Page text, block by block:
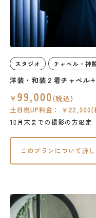
スタジオ チャペル・神
洋装・和装２着チャペル
￥ 99,000 (税込)
土日祝UP料金： ￥22,000(
10月末までの撮影の方限定
このプランについて詳